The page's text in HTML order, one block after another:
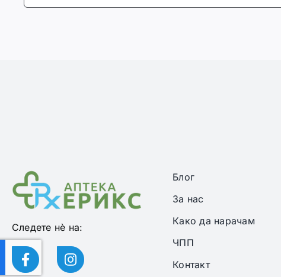
Следете нѐ на:
Блог
За нас
Како да нарачам
ЧПП
Контакт